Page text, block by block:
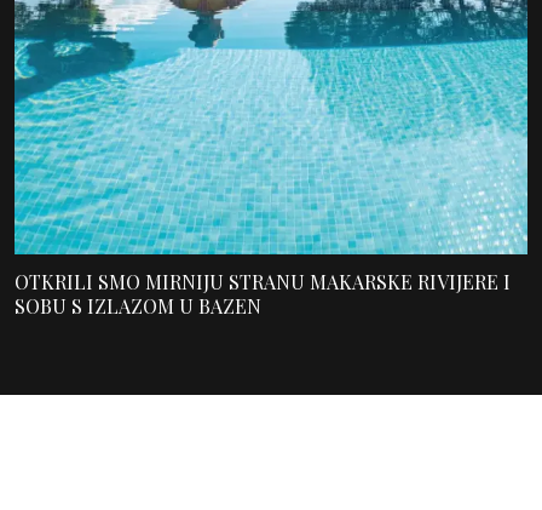
OTKRILI SMO MIRNIJU STRANU MAKARSKE RIVIJERE I
SOBU S IZLAZOM U BAZEN